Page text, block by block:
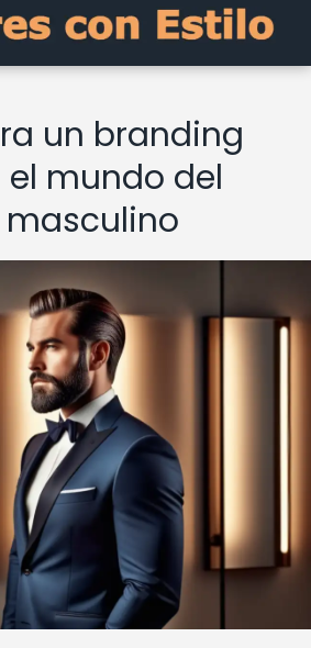
un branding
el mundo del